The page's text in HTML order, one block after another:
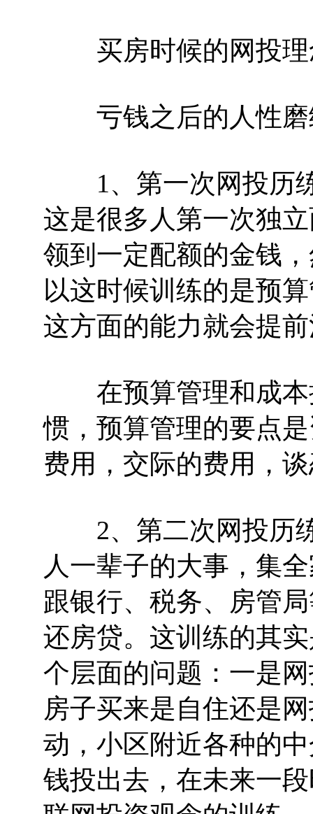
买房时候的网投理
亏钱之后的人性磨
1、第一次网投历练
这是很多人第一次独
领到一定配额的金钱
以这时候训练的是预
这方面的能力就会提
在预算管理和成本
惯，预算管理的要点
费用，交际的费用，
2、第二次网投历练
人一辈子的大事，集
跟银行、税务、房管
还房贷。这训练的其
个层面的问题：一是
房子买来是自住还是
动，小区附近各种的
钱投出去，在未来一